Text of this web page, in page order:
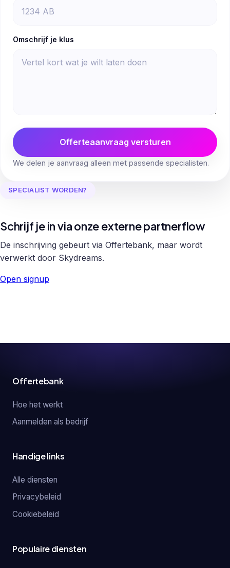
Omschrijf je klus
Offerteaanvraag versturen
We delen je aanvraag alleen met passende specialisten.
SPECIALIST WORDEN?
Schrijf je in via onze externe partnerflow
De inschrijving gebeurt via Offertebank, maar wordt
verwerkt door Skydreams.
Open signup
Offertebank
Hoe het werkt
Aanmelden als bedrijf
Handige links
Alle diensten
Privacybeleid
Cookiebeleid
Populaire diensten